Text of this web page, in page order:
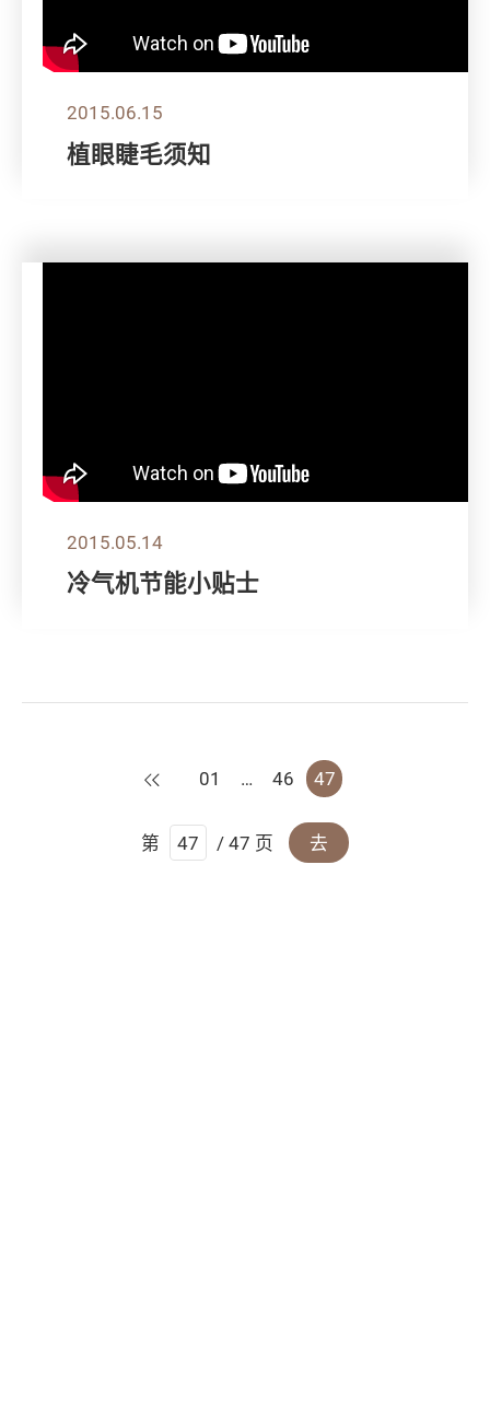
2015.06.15
植眼睫毛须知
2015.05.14
冷气机节能小贴士
上一页
01 … 46 47
第 / 47 页 去